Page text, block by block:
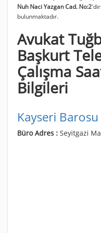
Nuh Naci Yazgan Cad. No:2'dir.
bulunmaktadır.
Avukat
Başkurt
Çalışma
Bilgileri
Kayseri Barosu
Büro Adres : Seyitgazi